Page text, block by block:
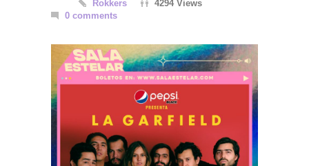
Rokkers
4294 Views
0 comments